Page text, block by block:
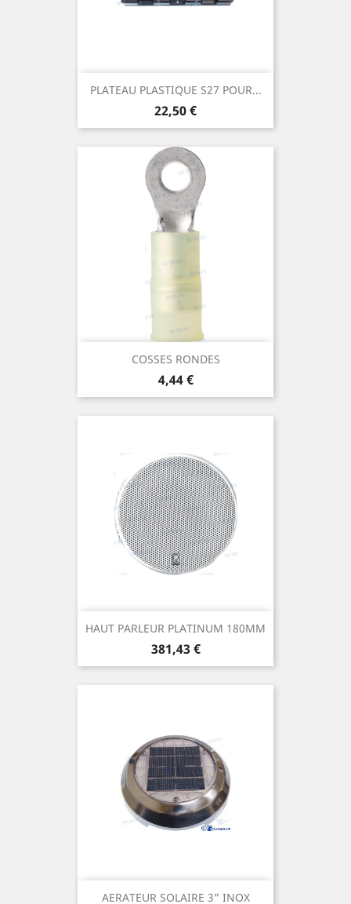
PLATEAU PLASTIQUE S27 POUR...
Prix
22,50 €
COSSES RONDES
Prix
4,44 €
HAUT PARLEUR PLATINUM 180MM
Prix
381,43 €
AERATEUR SOLAIRE 3" INOX